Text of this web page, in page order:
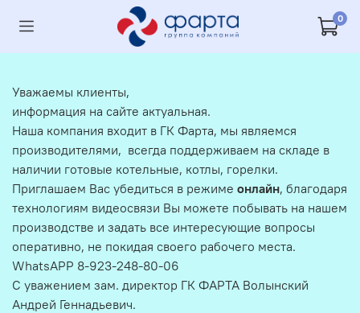
0
Уважаемы клиенты,
информация на сайте актуальная.
Наша компания входит в ГК Фарта, мы являемся
производителями, всегда поддерживаем на складе в
наличии готовые котельные, котлы, горелки.
Приглашаем Вас убедиться в режиме онлайн, благодаря
технологиям видеосвязи Вы можете побывать на нашем
производстве и задать все интересующие вопросы
оперативно, не покидая своего рабочего места.
WhatsAPP 8-923-248-80-06
С уважением зам. директор ГК ФАРТА Волынский
Андрей Геннадьевич.